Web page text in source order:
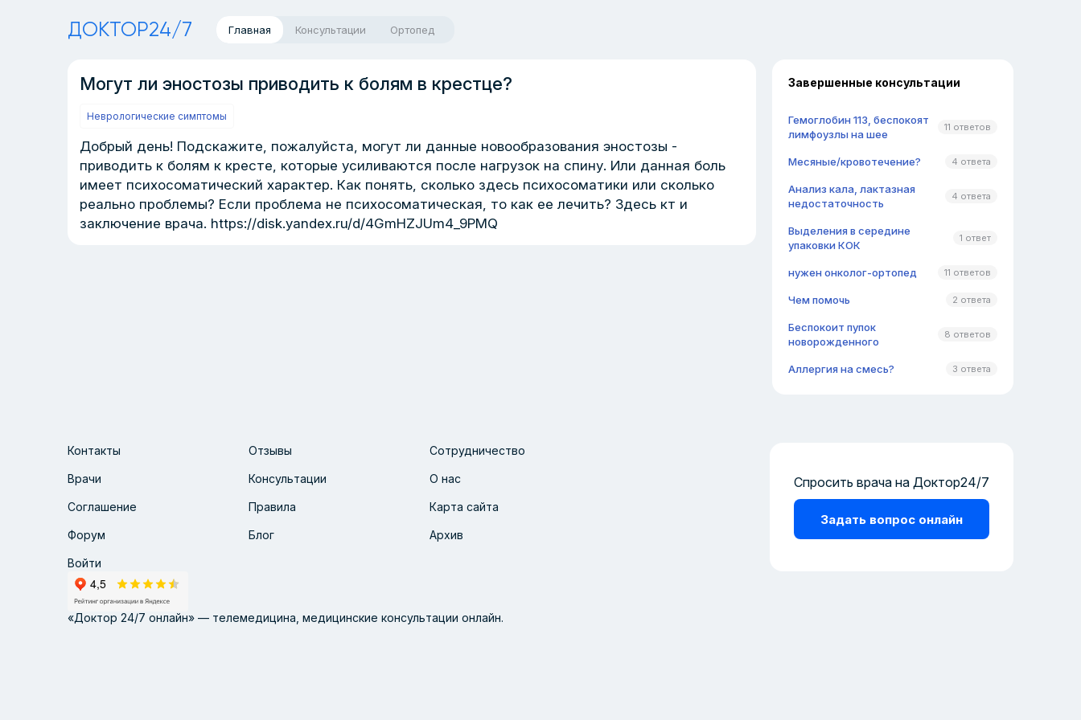
ДОКТОР24/7 Главная Консультации Ортопед
Могут ли эностозы приводить к болям в крестце?
Неврологические симптомы
Добрый день! Подскажите, пожалуйста, могут ли данные новообразования эностозы -
приводить к болям к кресте, которые усиливаются после нагрузок на спину. Или данная боль
имеет психосоматический характер. Как понять, сколько здесь психосоматики или сколько
реально проблемы? Если проблема не психосоматическая, то как ее лечить? Здесь кт и
заключение врача. https://disk.yandex.ru/d/4GmHZJUm4_9PMQ
Завершенные консультации
Гемоглобин 113, беспокоят
лимфоузлы на шее
11 ответов
Месяные/кровотечение? 4 ответа
Анализ кала, лактазная
недостаточность
4 ответа
Выделения в середине
упаковки КОК
1 ответ
нужен онколог-ортопед 11 ответов
Чем помочь 2 ответа
Беспокоит пупок
новорожденного
8 ответов
Аллергия на смесь? 3 ответа
Контакты Отзывы Сотрудничество
Врачи Консультации О нас
Соглашение Правила Карта сайта
Форум Блог Архив
Войти
Спросить врача на Доктор24/7
Задать вопрос онлайн
«Доктор 24/7 онлайн» — телемедицина, медицинские консультации онлайн.